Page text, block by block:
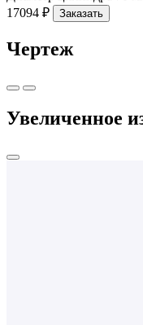
17094 ₽
Заказать
Чертеж
Увеличенное